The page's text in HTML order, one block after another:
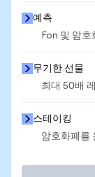
예측
Fon 및 암
무기한 선물
최대 50배
스테이킹
암호화폐를